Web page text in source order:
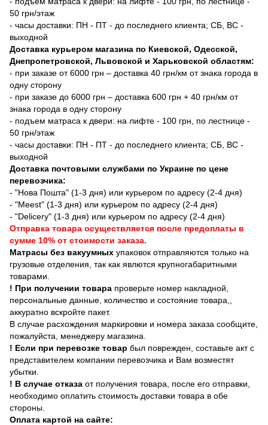
50 грн/этаж
- часы доставки: ПН - ПТ - до последнего клиента; СБ, ВС -
выходной
Доставка курьером магазина по Киевской, Одесской,
Днепропетровской, Львовской и Харьковской областям:
- при заказе от 6000 грн – доставка 40 грн/км от знака города в
одну сторону
- при заказе до 6000 грн – доставка 600 грн + 40 грн/км от
знака города в одну сторону
- подъем матраса к двери: на лифте - 100 грн, по лестнице -
50 грн/этаж
- часы доставки: ПН - ПТ - до последнего клиента; СБ, ВС -
выходной
Доставка почтовыми службами по Украине по цене
перевозчика:
- "Нова Пошта" (1-3 дня) или курьером по адресу (2-4 дня)
- "Meest" (1-3 дня) или курьером по адресу (2-4 дня)
- "Delicery" (1-3 дня) или курьером по адресу (2-4 дня)
Отправка товара осуществляется после предоплаты в
сумме 10% от стоимости заказа.
Матрасы без вакуумных упаковок отправляются только на
грузовые отделения, так как явлются крупногабаритными
товарами.
! При получении товара проверьте номер накладной,
персональные данные, количество и состояние товара,,
аккуратно вскройте пакет.
В случае расхождения маркировки и номера заказа сообщите,
пожалуйста, менеджеру магазина.
! Если при перевозке товар был поврежден, составьте акт с
представителем компании перевозчика и Вам возместят
убытки.
! В случае отказа от получения товара, после его отправки,
необходимо оплатить стоимость доставки товара в обе
стороны.
Оплата картой на сайте: